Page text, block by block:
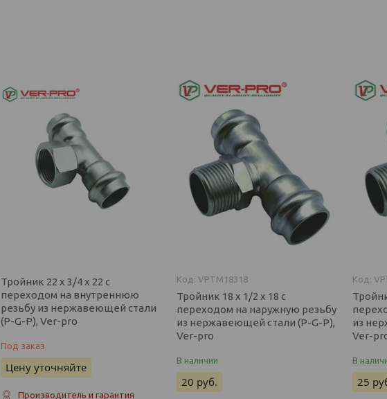
Тройник 22 х 3/4 х 22 с
переходом на внутреннюю
резьбу из нержавеющей стали
(P-G-P), Ver-pro
Под заказ
Цену уточняйте
Производитель и гарантия
VPTM18318
Тройник 18 х 1/2 х 18 с
переходом на наружную резьбу
из нержавеющей стали (P-G-P),
Ver-pro
В наличии
20 руб.
из
Ver-
В
25